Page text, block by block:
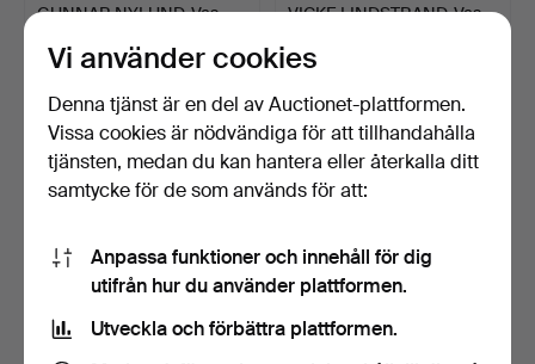
GUNNAR NYLUND. Vas,
3 dagar
32 USD
VICKE LINDSTRAND. Vas,
5 dagar
32 USD
Vi använder cookies
Denna tjänst är en del av Auctionet-plattformen.
Vissa cookies är nödvändiga för att tillhandahålla
tjänsten, medan du kan hantera eller återkalla ditt
samtycke för de som används för att:
Anpassa funktioner och innehåll för dig
utifrån hur du använder plattformen.
Utveckla och förbättra plattformen.